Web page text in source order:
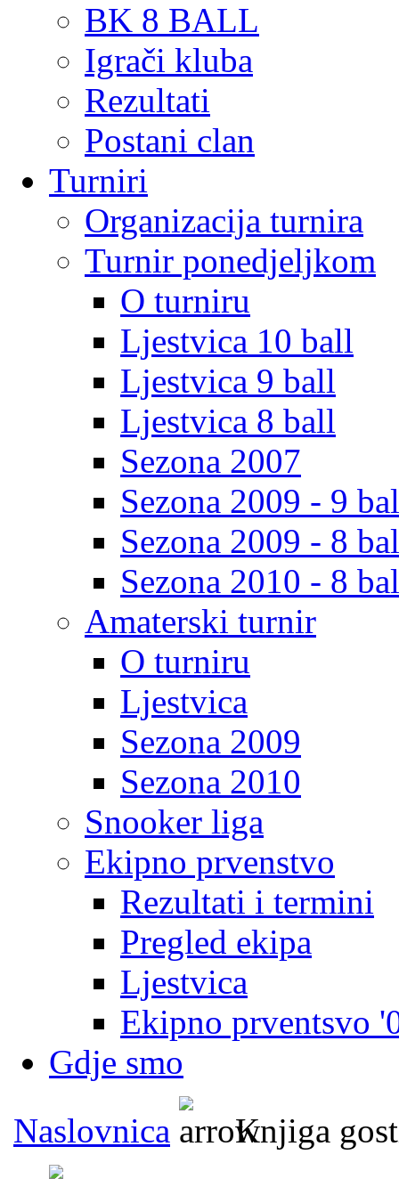
BK 8 BALL
Igrači kluba
Rezultati
Postani clan
Turniri
Organizacija turnira
Turnir ponedjeljkom
O turniru
Ljestvica 10 ball
Ljestvica 9 ball
Ljestvica 8 ball
Sezona 2007
Sezona 2009 - 9
Sezona 2009 - 8
Sezona 2010 - 8
Amaterski turnir
O turniru
Ljestvica
Sezona 2009
Sezona 2010
Snooker liga
Ekipno prvenstvo
Rezultati i termini
Pregled ekipa
Ljestvica
Ekipno prventsvo
Gdje smo
Naslovnica
Knjiga